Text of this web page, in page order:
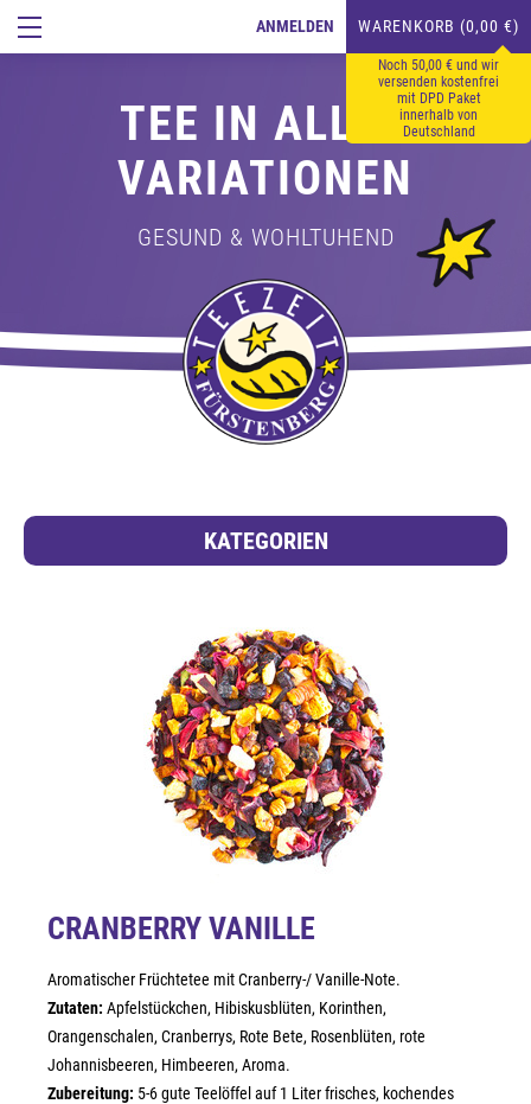
ANMELDEN WARENKORB (0,00 €)
Noch 50,00 € und wir
versenden kostenfrei
mit DPD Paket
innerhalb von
Deutschland
TEE IN ALLEN
VARIATIONEN
GESUND & WOHLTUHEND
KATEGORIEN
CRANBERRY VANILLE
Aromatischer Früchtetee mit Cranberry-/ Vanille-Note.
Zutaten: Apfelstückchen, Hibiskusblüten, Korinthen,
Orangenschalen, Cranberrys, Rote Bete, Rosenblüten, rote
Johannisbeeren, Himbeeren, Aroma.
Zubereitung: 5-6 gute Teelöffel auf 1 Liter frisches, kochendes